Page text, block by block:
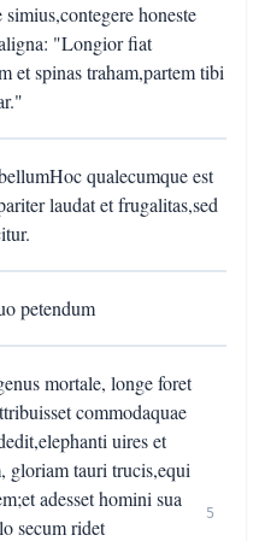
honeste
"Longior fiat
et spinas traham,partem tibi
qualecumque est
laudat et frugalitas,sed
petendum
mortale, longe foret
commodaquae
uires et
gloriam tauri trucis,equi
adesset homini sua
secum ridet
5